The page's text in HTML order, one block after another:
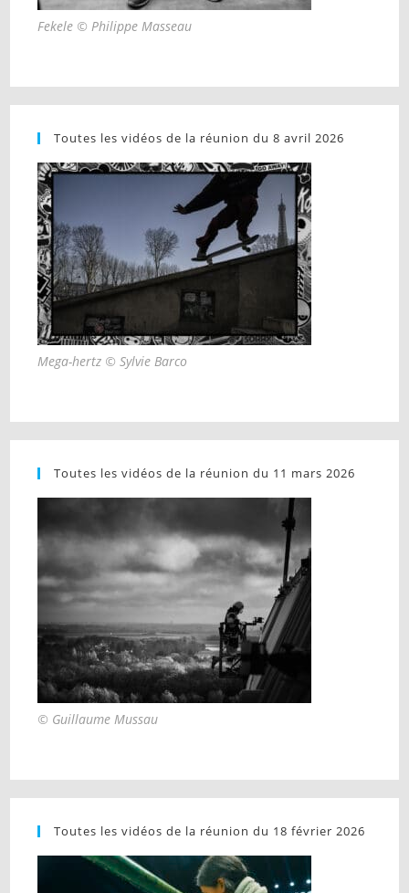
Fekele © Philippe Masseau
Toutes les vidéos de la réunion du 8 avril 2026
Mega-hertz © Sylvie Barco
Toutes les vidéos de la réunion du 11 mars 2026
© Guillaume Mussau
Toutes les vidéos de la réunion du 18 février 2026